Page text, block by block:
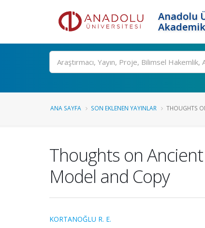
Anadolu
Ara
ANA SAYFA SON EKLENEN YAYINLAR THOUGHTS
Thoughts on
Model and Copy
KORTANOĞLU R. E.